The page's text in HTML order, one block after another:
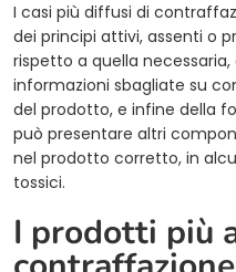
I casi più diffusi di
dei principi attivi, assenti o
rispetto a quella
informazioni sbagliate su
del prodotto, e infine della
può presentare altri
nel prodotto corretto, in
tossici.
I prodotti più